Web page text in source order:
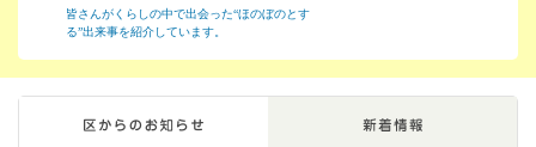
皆さんがくらしの中で出会った“ほのぼのとす
る”出来事を紹介しています。